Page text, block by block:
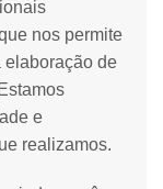
nos permite
elaboração de
e
realizamos.